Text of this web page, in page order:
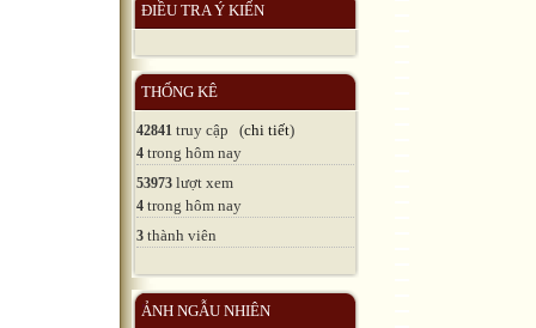
ĐIỀU TRA Ý KIẾN
THỐNG KÊ
42841 truy cập (chi tiết)
4 trong hôm nay
53973 lượt xem
4 trong hôm nay
3 thành viên
ẢNH NGẪU NHIÊN